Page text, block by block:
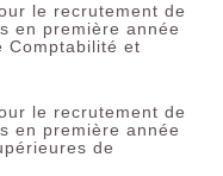
le recrutement de
en première année
Comptabilité et
le recrutement de
en première année
de